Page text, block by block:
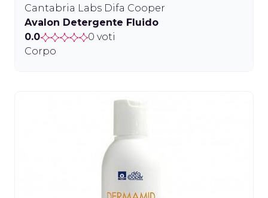
Cantabria Labs Difa Cooper
Avalon Detergente Fluido
0.0
0 voti
Corpo